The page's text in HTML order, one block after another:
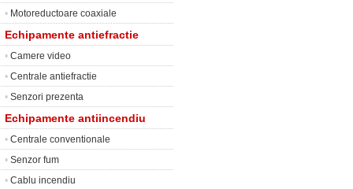
• Motoreductoare coaxiale
Echipamente antiefractie
• Camere video
• Centrale antiefractie
• Senzori prezenta
Echipamente antiincendiu
• Centrale conventionale
• Senzor fum
• Cablu incendiu